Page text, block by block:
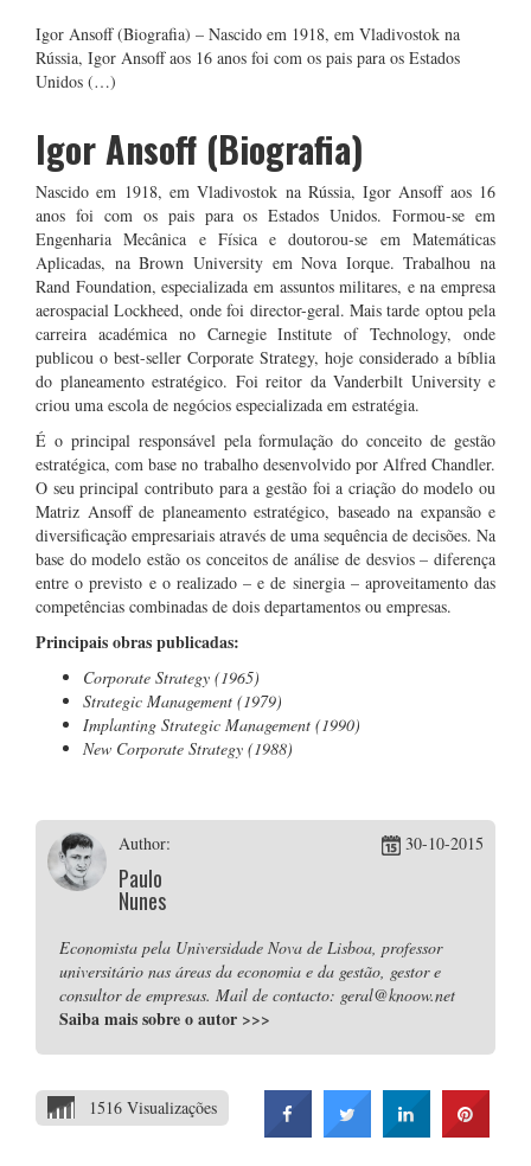
Igor Ansoff (Biografia) – Nascido em 1918, em Vladivostok na
Rússia, Igor Ansoff aos 16 anos foi com os pais para os Estados
Unidos (…)
Igor Ansoff (Biografia)
Nascido em 1918, em Vladivostok na Rússia, Igor Ansoff aos 16
anos foi com os pais para os Estados Unidos. Formou-se em
Engenharia Mecânica e Física e doutorou-se em Matemáticas
Aplicadas, na Brown University em Nova Iorque. Trabalhou na
Rand Foundation, especializada em assuntos militares, e na empresa
aerospacial Lockheed, onde foi director-geral. Mais tarde optou pela
carreira académica no Carnegie Institute of Technology, onde
publicou o best-seller Corporate Strategy, hoje considerado a bíblia
do planeamento estratégico. Foi reitor da Vanderbilt University e
criou uma escola de negócios especializada em estratégia.
É o principal responsável pela formulação do conceito de gestão
estratégica, com base no trabalho desenvolvido por Alfred Chandler.
O seu principal contributo para a gestão foi a criação do modelo ou
Matriz Ansoff de planeamento estratégico, baseado na expansão e
diversificação empresariais através de uma sequência de decisões. Na
base do modelo estão os conceitos de análise de desvios – diferença
entre o previsto e o realizado – e de sinergia – aproveitamento das
competências combinadas de dois departamentos ou empresas.
Principais obras publicadas:
Corporate Strategy (1965)
Strategic Management (1979)
Implanting Strategic Management (1990)
New Corporate Strategy (1988)
Author:
Paulo
Nunes
30-10-2015
Economista pela Universidade Nova de Lisboa, professor
universitário nas áreas da economia e da gestão, gestor e
consultor de empresas. Mail de contacto: geral@knoow.net
Saiba mais sobre o autor >>>
1516 Visualizações